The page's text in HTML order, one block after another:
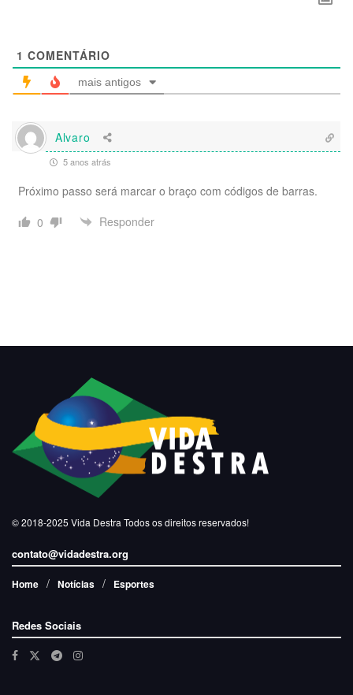
1 COMENTÁRIO
mais antigos
Alvaro
5 anos atrás
Próximo passo será marcar o braço com códigos de barras.
0
Responder
© 2018-2025 Vida Destra Todos os direitos reservados!
contato@vidadestra.org
Home Notícias Esportes
Redes Sociais